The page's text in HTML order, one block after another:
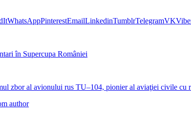
WhatsAppPinterestEmailLinkedinTumblrTelegramVK
în Supercupa României
zbor al avionului rus TU–104, pionier al aviaţiei civile cu
author